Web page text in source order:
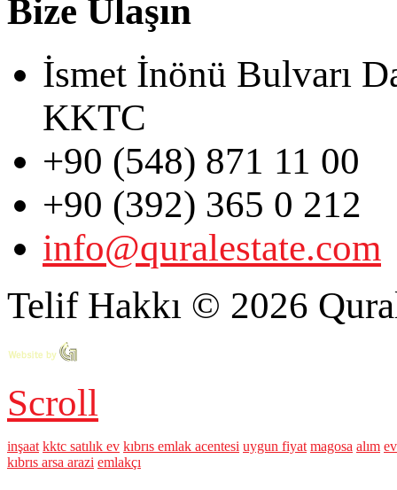
Bize Ulaşın
İsmet İnönü Bulvarı
KKTC
+90 (548) 871 11 00
+90 (392) 365 0 212
info@quralestate.com
Telif Hakkı © 2026
Scroll
inşaat kktc satılık ev kıbrıs emlak acentesi uygun fiyat magosa alım ev
kıbrıs arsa arazi emlakçı